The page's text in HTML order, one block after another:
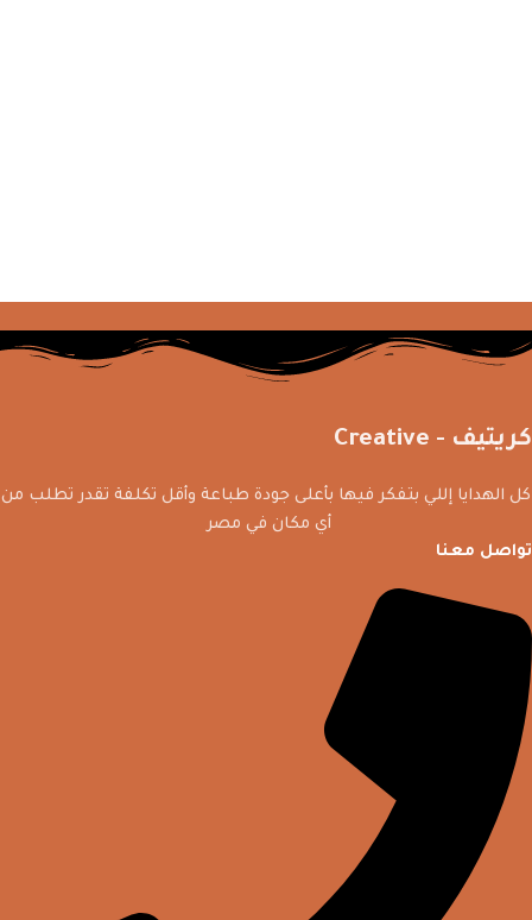
كريتيف - Creative
كل الهدايا إللي بتفكر فيها بأعلى جودة طباعة وأقل تكلفة تقدر تطلب من
أي مكان في مصر
تواصل معنا